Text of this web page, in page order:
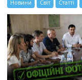
Новини Світ Статті